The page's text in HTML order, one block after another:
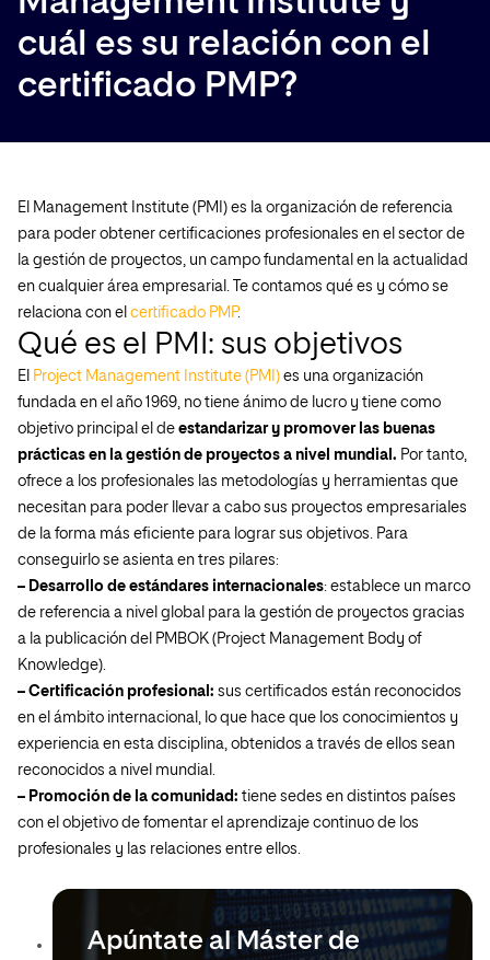
cuál es su relación con el
certificado PMP?
El Management Institute (PMI) es la organización de referencia
para poder obtener certificaciones profesionales en el sector de
la gestión de proyectos, un campo fundamental en la actualidad
en cualquier área empresarial. Te contamos qué es y cómo se
relaciona con el certificado PMP.
Qué es el PMI: sus objetivos
El Project Management Institute (PMI) es una organización
fundada en el año 1969, no tiene ánimo de lucro y tiene como
objetivo principal el de estandarizar y promover las buenas
prácticas en la gestión de proyectos a nivel mundial. Por tanto,
ofrece a los profesionales las metodologías y herramientas que
necesitan para poder llevar a cabo sus proyectos empresariales
de la forma más eficiente para lograr sus objetivos. Para
conseguirlo se asienta en tres pilares:
– Desarrollo de estándares internacionales: establece un marco
de referencia a nivel global para la gestión de proyectos gracias
a la publicación del PMBOK (Project Management Body of
Knowledge).
– Certificación profesional: sus certificados están reconocidos
en el ámbito internacional, lo que hace que los conocimientos y
experiencia en esta disciplina, obtenidos a través de ellos sean
reconocidos a nivel mundial.
– Promoción de la comunidad: tiene sedes en distintos países
con el objetivo de fomentar el aprendizaje continuo de los
profesionales y las relaciones entre ellos.
Apúntate al Máster de